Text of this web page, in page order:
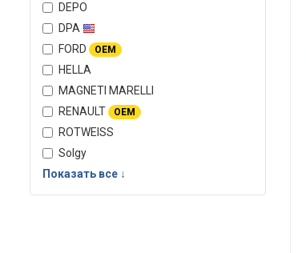
DEPO
DPA
FORD
OEM
HELLA
MAGNETI MARELLI
RENAULT
OEM
ROTWEISS
Solgy
Показать все ↓